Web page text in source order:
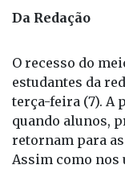
Da Redação
O recesso do
estudantes da
terça-feira (7). A
quando alunos,
retornam para
Assim como nos